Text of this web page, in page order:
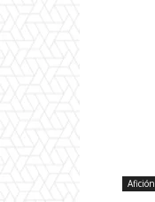
Afición